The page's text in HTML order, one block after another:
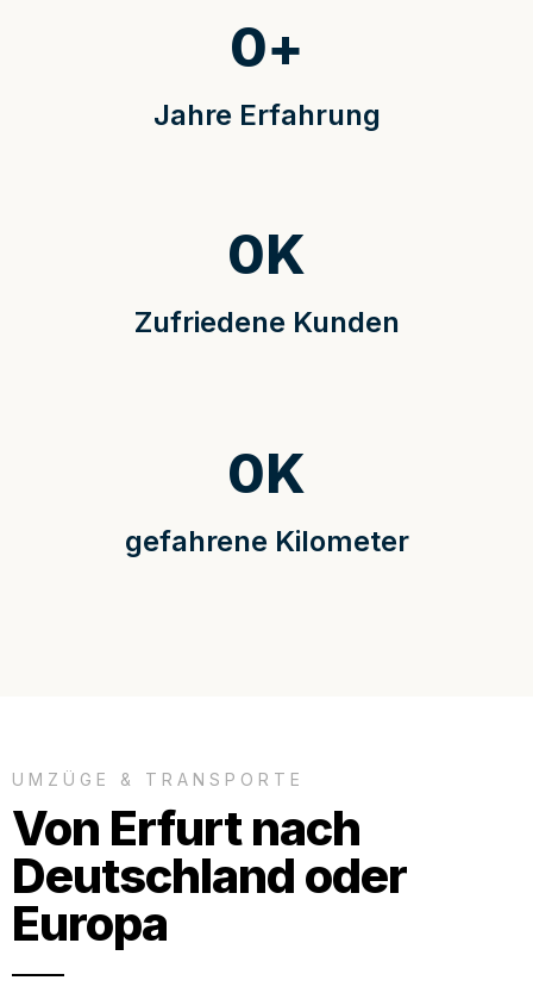
Jahre Erfahrung
0+
Zufriedene Kunden
0K
gefahrene Kilometer
0K
UMZÜGE & TRANSPORTE
Von Erfurt nach
Deutschland oder
Europa